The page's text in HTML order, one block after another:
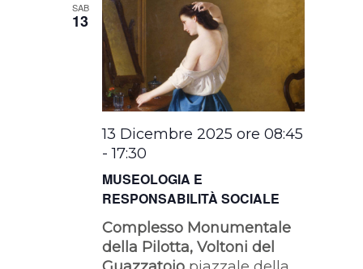
SAB
13
MUSEOLOGIA E
RESPONSABILITÀ SOCIALE
13 Dicembre 2025 ore 08:45
-17:30
Complesso Monumentale
della Pilotta, Voltoni del